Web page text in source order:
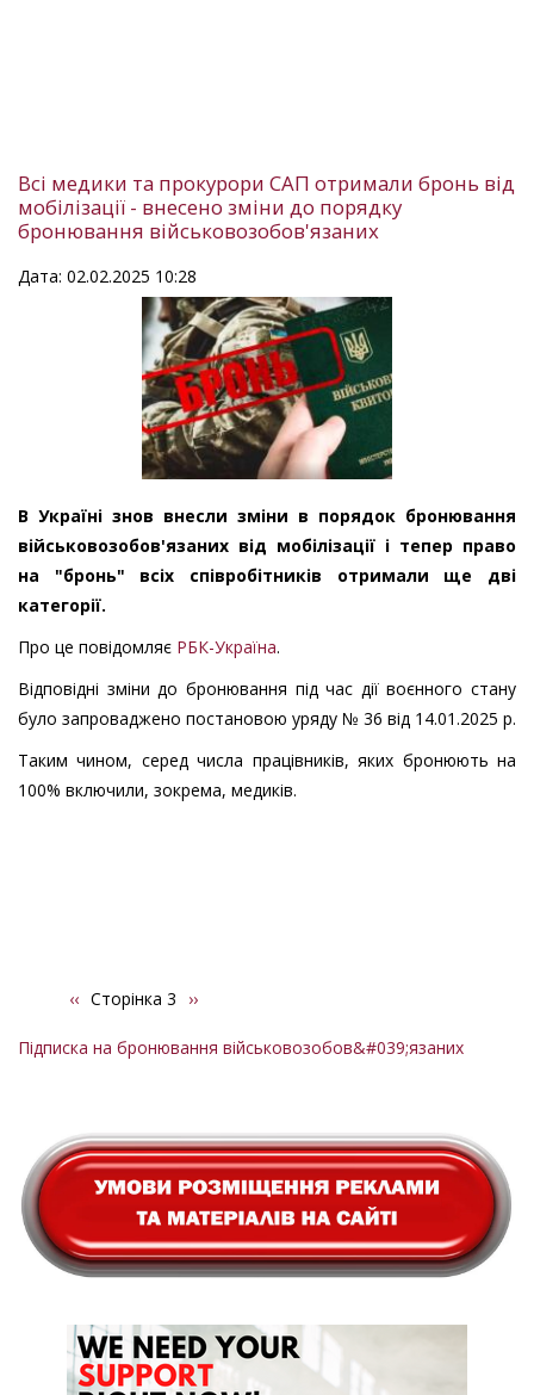
Всі медики та прокурори САП отримали бронь від
мобілізації - внесено зміни до порядку
бронювання військовозобов'язаних
Дата: 02.02.2025 10:28
В Україні знов внесли зміни в порядок бронювання
військовозобов'язаних від мобілізації і тепер право
на "бронь" всіх співробітників отримали ще дві
категорії.
Про це повідомляє РБК-Україна.
Відповідні зміни до бронювання під час дії воєнного стану
було запроваджено постановою уряду № 36 від 14.01.2025 р.
Таким чином, серед числа працівників, яких бронюють на
100% включили, зокрема, медиків.
Розбивка
сторінки
Попередня
‹‹ Сторінка 3
Наступна
››
Підписка на бронювання військовозобов&#039;язаних